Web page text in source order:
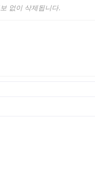
없이 삭제됩니다.